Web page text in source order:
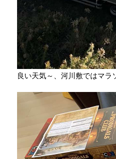
良い天気～、河川敷ではマラ